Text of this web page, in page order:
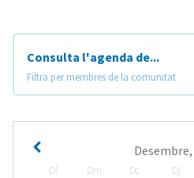
Consulta l'agenda de...
Filtra per membres de la comunitat
Dl Dm Dc Dj